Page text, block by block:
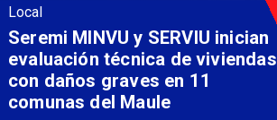
Local
Seremi MINVU y SERVIU inician
evaluación técnica de viviendas
con daños graves en 11
comunas del Maule